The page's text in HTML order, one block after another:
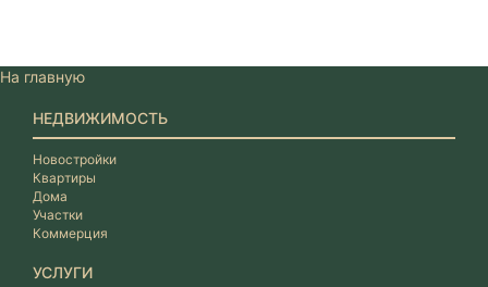
На главную
НЕДВИЖИМОСТЬ
Новостройки
Квартиры
Дома
Участки
Коммерция
УСЛУГИ